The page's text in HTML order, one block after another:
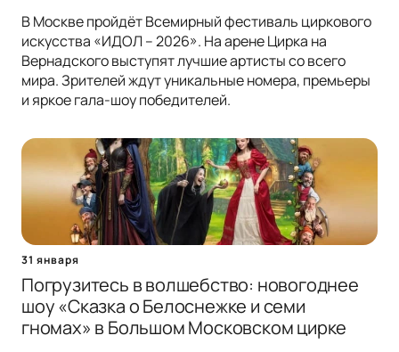
В Москве пройдёт Всемирный фестиваль циркового
искусства «ИДОЛ – 2026». На арене Цирка на
Вернадского выступят лучшие артисты со всего
мира. Зрителей ждут уникальные номера, премьеры
и яркое гала-шоу победителей.
31 января
Погрузитесь в волшебство: новогоднее
шоу «Сказка о Белоснежке и семи
гномах» в Большом Московском цирке